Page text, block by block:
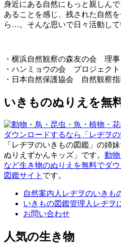
身近にある自然にもっと親しん
あることを感じ、残された自然
ら…。そんな思いで日々活動して
・横浜自然観察の森友の会 理事
・ハンミョウの会 プロジェク
・日本自然保護協会 自然観察指
いきものぬりえを無
「レヂヲのいきもの図鑑」の姉
ぬりえずかんキッズ」です。 動
など生き物のぬりえを無料でダ
図鑑サイト です。
自然案内人レヂヲのいきも
いきもの図鑑管理人レヂヲ
お問い合わせ
人気の生き物